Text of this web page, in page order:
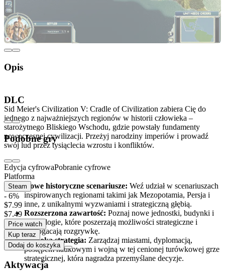
Opis
Sid Meier's Civilization V: Cradle of Civilization zabiera Cię do
jednego z najważniejszych regionów w historii człowieka –
starożytnego Bliskiego Wschodu, gdzie powstały fundamenty
nowoczesnej cywilizacji. Przeżyj narodziny imperiów i prowadź
swój lud przez tysiąclecia wzrostu i konfliktów.
Kluczowe cechy
Nowe historyczne scenariusze: Weź udział w scenariuszach
inspirowanych regionami takimi jak Mezopotamia, Persja i
inne, z unikalnymi wyzwaniami i strategiczną głębią.
Rozszerzona zawartość: Poznaj nowe jednostki, budynki i
technologie, które poszerzają możliwości strategiczne i
wzbogacają rozgrywkę.
Głęboka strategia: Zarządzaj miastami, dyplomacją,
postępem naukowym i wojną w tej cenionej turówkowej grze
strategicznej, która nagradza przemyślane decyzje.
DLC
Podobne gry
Edycja cyfrowaPobranie cyfrowe
Platforma
Steam
- 6%
$7.99
$7.49
Price watch
Kup teraz
Dodaj do koszyka
Aktywacja